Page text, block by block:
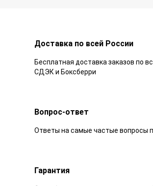
Доставка по всей России
Бесплатная доставка заказов по
СДЭК и Боксберри
Вопрос-ответ
Ответы на самые частые вопросы
Гарантия